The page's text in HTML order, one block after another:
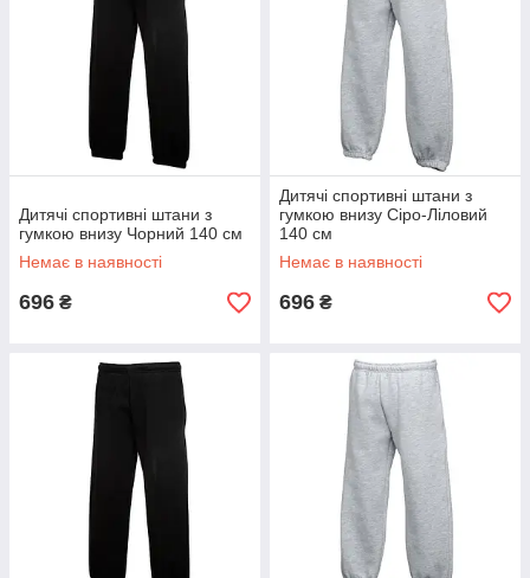
Дитячі спортивні штани з
гумкою внизу Чорний 140 см
Немає в наявності
696 ₴
Дитячі спортивні штани з
гумкою внизу Сіро-Ліловий
140 см
Немає в наявності
696 ₴